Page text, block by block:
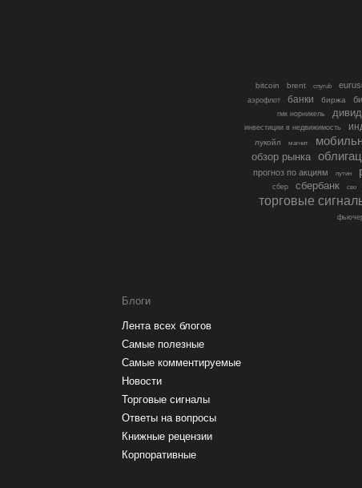
bitcoin brent cnyrub
аэрофлот банки биржа
гмк норникель
инвестиции в недвижимость
лукойл магнит
обзор рынка
прогноз по акциям
путин
сбер сбербанк сво
торговые
Блоги
Лента всех блогов
Самые полезные
Самые комментируемые
Новости
Торговые сигналы
Ответы на вопросы
Книжные рецензии
Корпоративные